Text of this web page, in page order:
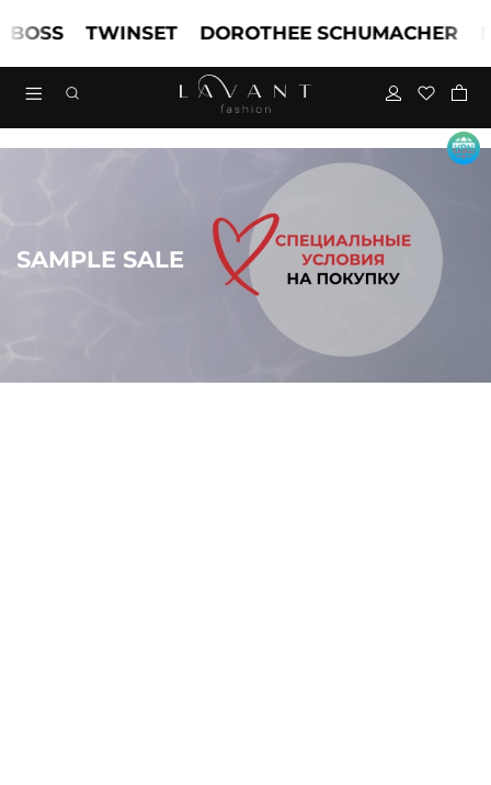
TWINSET DOROTHEE SCHUMACHER
SAMPLE SALE